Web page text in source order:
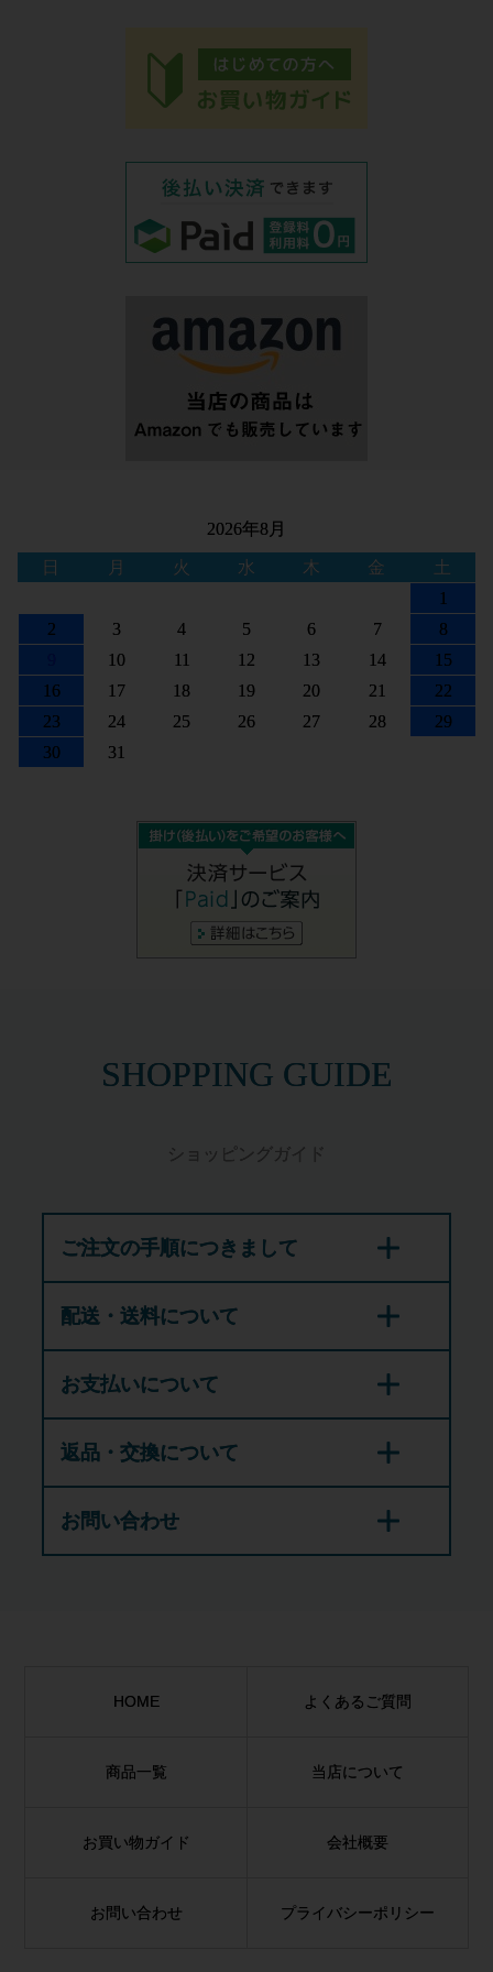
2026年8月
日 月 火 水 木 金
土
1
2
3 4 5 6 7
8
10 11 12 13 14
15
16
17 18 19 20 21
22
23
24 25 26 27 28
29
30
31
SHOPPING GUIDE
ご注文の手順につきまして
配送・送料について
お支払いについて
返品・交換について
お問い合わせ
HOME よくあるご質問
商品一覧 当店について
お買い物ガイド 会社概要
お問い合わせ プライバシーポリシー